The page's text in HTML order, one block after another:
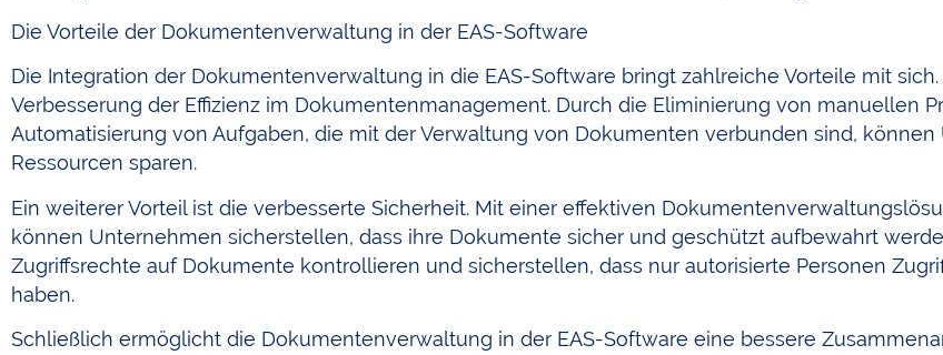
Die Vorteile der Dokumentenverwaltung in der EAS-Software
Die Integration der Dokumentenverwaltung in die EAS-Software bringt zahlreiche Vorteile mit
Verbesserung der Effizienz im Dokumentenmanagement. Durch die Eliminierung von manuellen
Automatisierung von Aufgaben, die mit der Verwaltung von Dokumenten verbunden sind,
Ressourcen sparen.
Ein weiterer Vorteil ist die verbesserte Sicherheit. Mit einer effektiven
können Unternehmen sicherstellen, dass ihre Dokumente sicher und geschützt aufbewahrt
Zugriffsrechte auf Dokumente kontrollieren und sicherstellen, dass nur autorisierte Personen
haben.
Schließlich ermöglicht die Dokumentenverwaltung in der EAS-Software eine bessere